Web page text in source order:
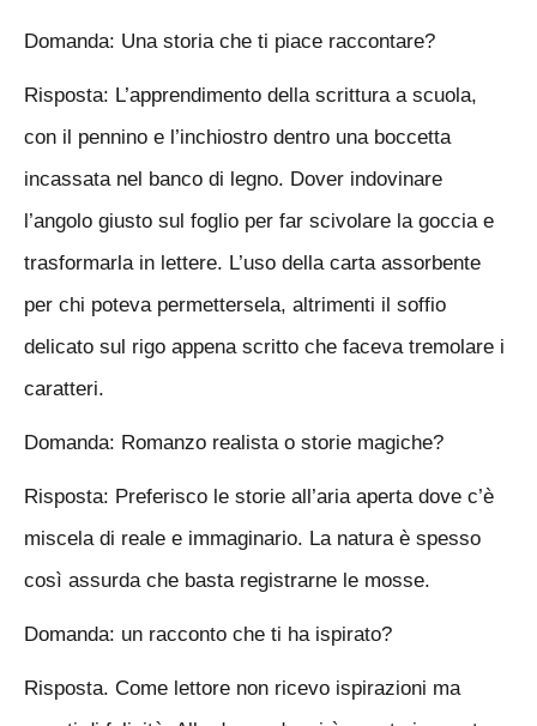
Domanda: Una storia che ti piace raccontare?
Risposta: L’apprendimento della scrittura a scuola,
con il pennino e l’inchiostro dentro una boccetta
incassata nel banco di legno. Dover indovinare
l’angolo giusto sul foglio per far scivolare la goccia e
trasformarla in lettere. L’uso della carta assorbente
per chi poteva permettersela, altrimenti il soffio
delicato sul rigo appena scritto che faceva tremolare i
caratteri.
Domanda: Romanzo realista o storie magiche?
Risposta: Preferisco le storie all’aria aperta dove c’è
miscela di reale e immaginario. La natura è spesso
così assurda che basta registrarne le mosse.
Domanda: un racconto che ti ha ispirato?
Risposta. Come lettore non ricevo ispirazioni ma